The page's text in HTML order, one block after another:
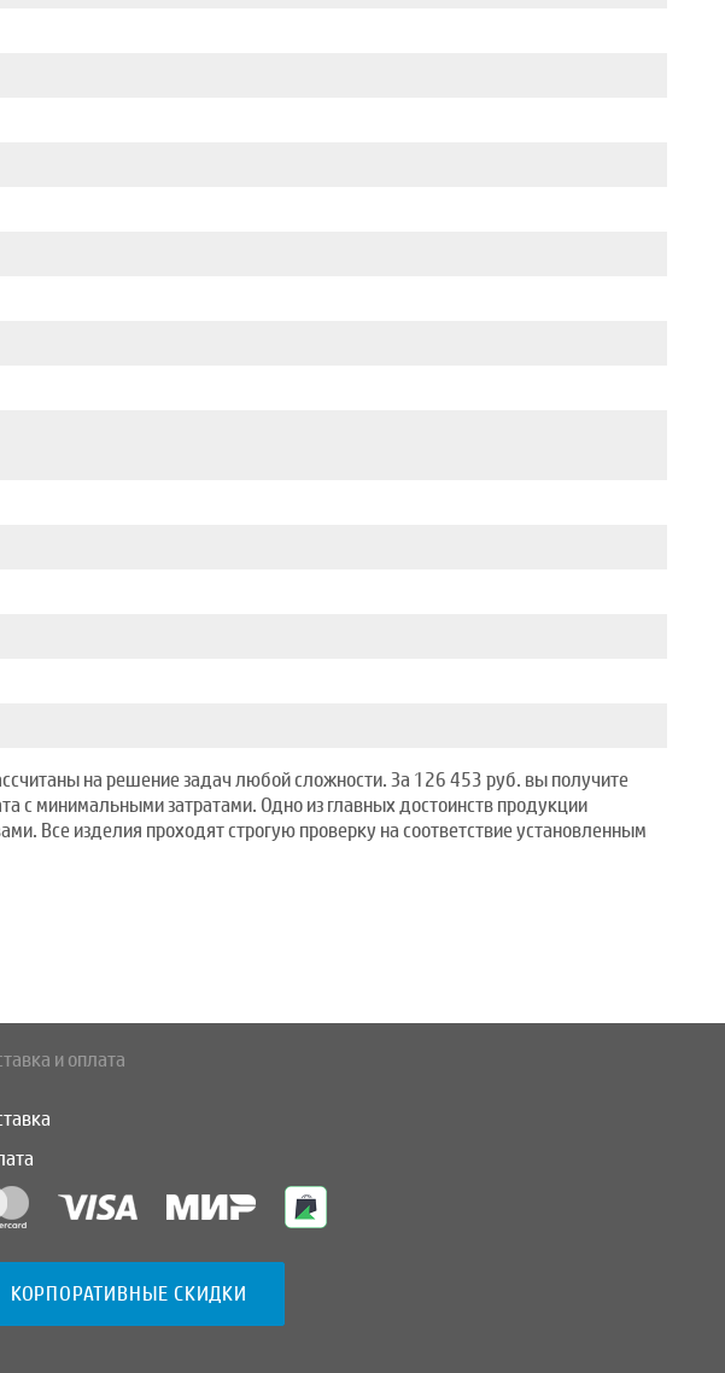
на решение задач любой сложности. За 126 453 руб. вы получите
с минимальными затратами. Одно из главных достоинств продукции
Все изделия проходят строгую проверку на соответствие установленным
и оплата
КОРПОРАТИВНЫЕ СКИДКИ